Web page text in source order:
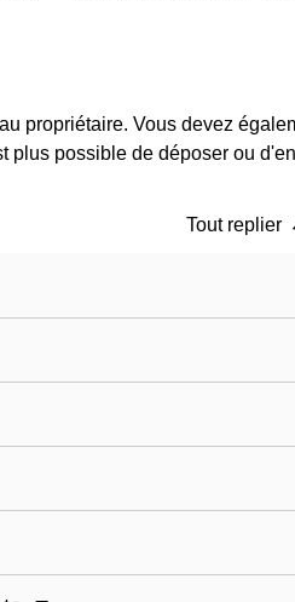
propriétaire. Vous devez
plus possible de déposer ou
Tout replier